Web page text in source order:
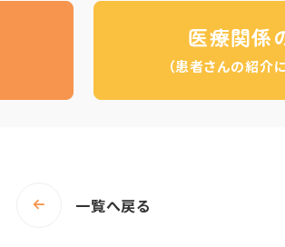
医療関係
（患者さんの紹介
一覧へ戻る